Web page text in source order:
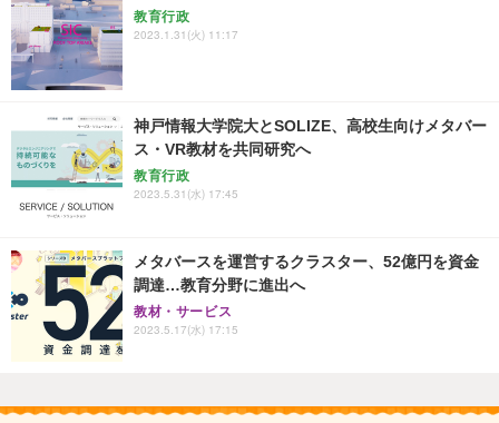
教育行政
2023.1.31(火) 11:17
神戸情報大学院大とSOLIZE、高校生向けメタバー
ス・VR教材を共同研究へ
教育行政
2023.5.31(水) 17:45
メタバースを運営するクラスター、52億円を資金
調達…教育分野に進出へ
教材・サービス
2023.5.17(水) 17:15